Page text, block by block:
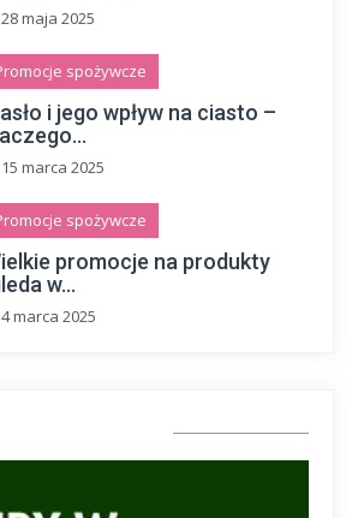
28 maja 2025
spożywcze
i jego wpływ na ciasto –
15 marca 2025
spożywcze
promocje na produkty
w...
4 marca 2025